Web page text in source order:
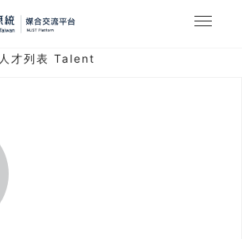
人才列表 Talent